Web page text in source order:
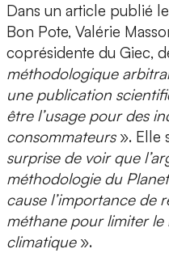
Dans un article publié
Bon Pote, Valérie
coprésidente du Giec,
méthodologique
une publication
être l’usage pour des
consommateurs». Elle
surprise de voir que
méthodologie du
cause l’importance de
méthane pour limiter
climatique».